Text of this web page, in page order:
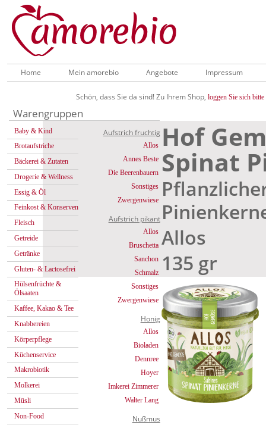
Home Mein amorebio Angebote Impressum
Schön, dass Sie da sind! Zu Ihrem Shop, loggen Sie sich bitte
Warengruppen
Baby & Kind
Brotaufstriche
Bäckerei & Zutaten
Drogerie & Wellness
Essig & Öl
Feinkost & Konserven
Fleisch
Getreide
Getränke
Gluten- & Lactosefrei
Hülsenfrüchte &
Ölsaaten
Kaffee, Kakao & Tee
Knabbereien
Körperpflege
Küchenservice
Makrobiotik
Molkerei
Müsli
Non-Food
Aufstrich fruchtig
Allos
Annes Beste
Die Beerenbauern
Sonstiges
Zwergenwiese
Aufstrich pikant
Allos
Bruschetta
Sanchon
Schmalz
Sonstiges
Zwergenwiese
Honig
Allos
Bioladen
Dennree
Hoyer
Imkerei Zimmerer
Walter Lang
Nußmus
Hof
Spinat
Allos
135 gr